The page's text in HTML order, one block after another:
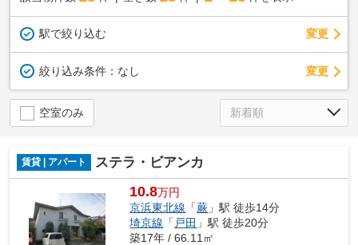
駅で絞り込む 変更
絞り込み条件： なし 変更
空室のみ
賃貸 | アパート ステラ・ビアンカ
10.8万円
京浜東北線 「蕨 」駅 徒歩14分
埼京線 「 戸田 」駅 徒歩20分
築17年 / 66.11㎡